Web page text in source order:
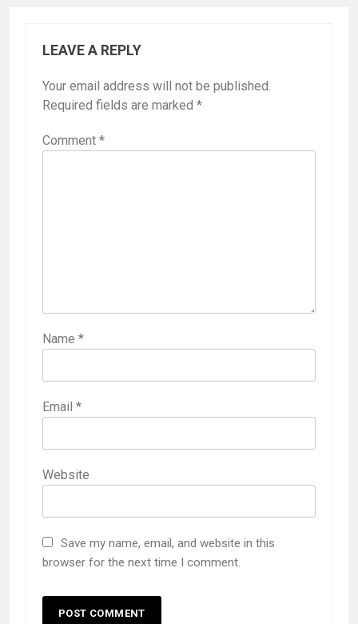
LEAVE A REPLY
Your email address will not be published.
Required fields are marked *
Comment *
Name *
Email *
Website
Save my name, email, and website in this
browser for the next time I comment.